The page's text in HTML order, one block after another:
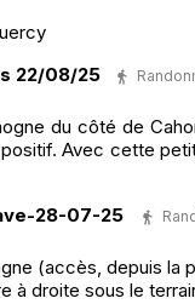
22/08/25
du côté de
Avec cette
28-07-25
(accès, depuis la
à droite sous le